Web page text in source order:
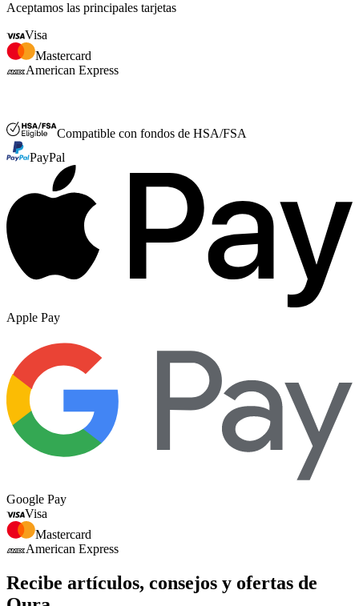
Aceptamos las principales tarjetas
Visa
Mastercard
American Express
Compatible con fondos de HSA/FSA
PayPal
Apple Pay
Google Pay
Visa
Mastercard
American Express
Recibe artículos, consejos y ofertas de